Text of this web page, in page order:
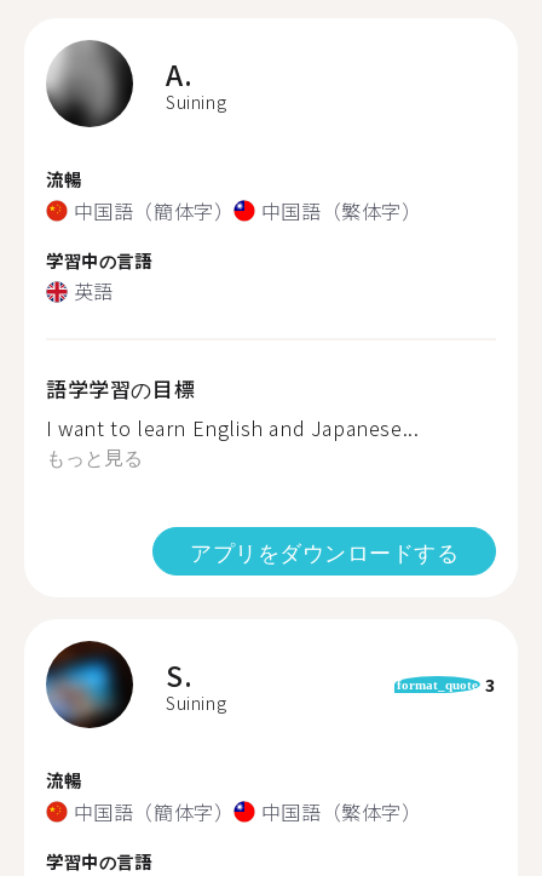
A.
Suining
流暢
中国語（簡体字） 中国語（繁体字）
学習中の言語
英語
語学学習の目標
I want to learn English and Japanese...
もっと見る
アプリをダウンロードする
S.
Suining
format_quote 3
流暢
中国語（簡体字） 中国語（繁体字）
学習中の言語